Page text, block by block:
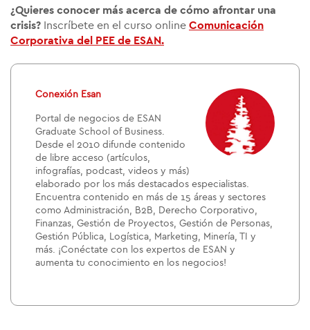
¿Quieres conocer más acerca de cómo afrontar una
crisis? Inscríbete en el curso online Comunicación
Corporativa del PEE de ESAN.
Conexión Esan
Portal de negocios de ESAN
Graduate School of Business.
Desde el 2010 difunde contenido
de libre acceso (artículos,
infografías, podcast, videos y más)
elaborado por los más destacados especialistas.
Encuentra contenido en más de 15 áreas y sectores
como Administración, B2B, Derecho Corporativo,
Finanzas, Gestión de Proyectos, Gestión de Personas,
Gestión Pública, Logística, Marketing, Minería, TI y
más. ¡Conéctate con los expertos de ESAN y
aumenta tu conocimiento en los negocios!